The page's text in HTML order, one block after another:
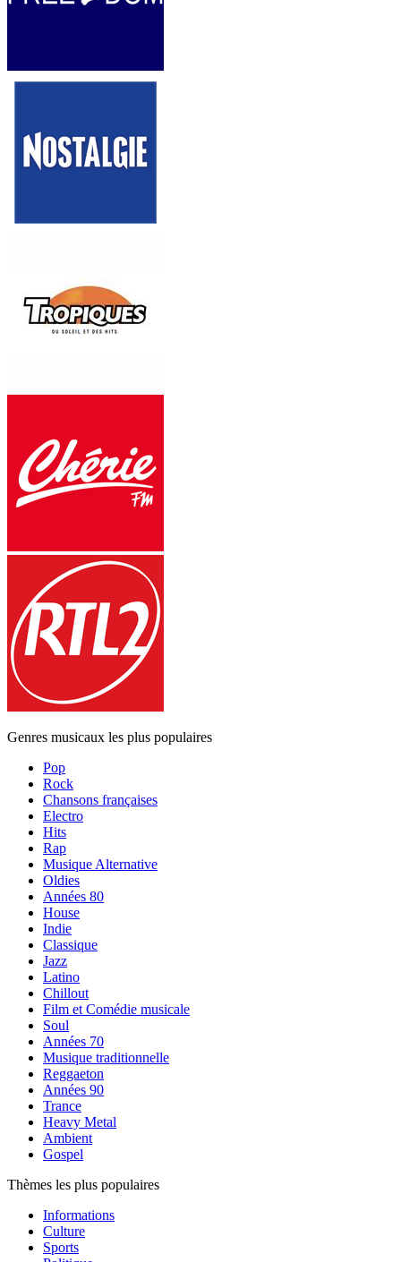
Genres musicaux les plus populaires
Pop
Rock
Chansons françaises
Electro
Hits
Rap
Musique Alternative
Oldies
Années 80
House
Indie
Classique
Jazz
Latino
Chillout
Film et Comédie musicale
Soul
Années 70
Musique traditionnelle
Reggaeton
Années 90
Trance
Heavy Metal
Ambient
Gospel
Thèmes les plus populaires
Informations
Culture
Sports